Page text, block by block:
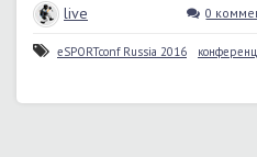
live
0
eSPORTconf Russia 2016